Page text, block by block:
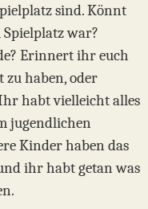
sind. Könnt
war?
Erinnert ihr euch
haben, oder
habt vielleicht alles
jugendlichen
Kinder haben das
ihr habt getan was